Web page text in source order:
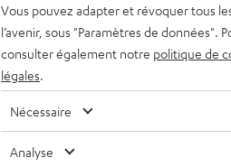
Vous pouvez adapter et révoquer tous
l’avenir, sous "Paramètres de données".
consulter également notre politique de
légales
Nécessaire
Analyse